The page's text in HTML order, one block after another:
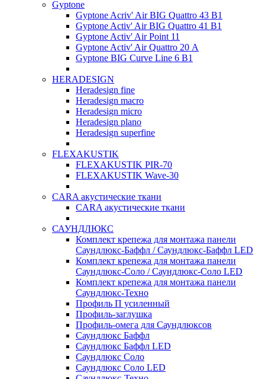
Gyptone
Gyptone Acriv' Air BIG Quattro 43 В1
Gyptone Activ' Air BIG Quattro 41 B1
Gyptone Activ' Air Point 11
Gyptone Activ' Air Quattro 20 А
Gyptone BIG Curve Line 6 B1
HERADESIGN
Heradesign fine
Heradesign macro
Heradesign micro
Heradesign plano
Heradesign superfine
FLEXAKUSTIK
FLEXAKUSTIK PIR-70
FLEXAKUSTIK Wave-30
CARA акустические ткани
CARA акустические ткани
САУНДЛЮКС
Комплект крепежа для монтажа панели
Саундлюкс-Баффл / Саундлюкс-Баффл LED
Комплект крепежа для монтажа панели
Саундлюкс-Соло / Саундлюкс-Соло LED
Комплект крепежа для монтажа панели
Саундлюкс-Техно
Профиль П усиленный
Профиль-заглушка
Профиль-омега для Саундлюксов
Саундлюкс Баффл
Саундлюкс Баффл LED
Саундлюкс Соло
Саундлюкс Соло LED